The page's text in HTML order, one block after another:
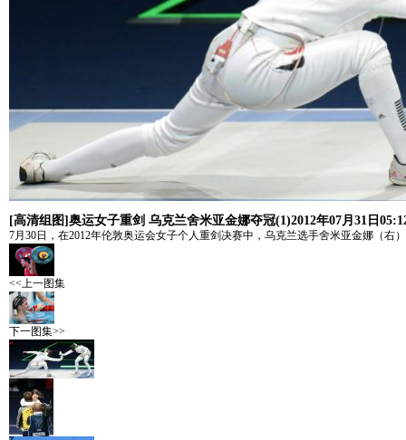
[高清组图]奥运女子重剑 乌克兰舍米亚金娜夺冠(1)2012年07月31日
7月30日，在2012年伦敦奥运会女子个人重剑决赛中，乌克兰选手舍米亚金娜（右
<<上一图集
下一图集>>